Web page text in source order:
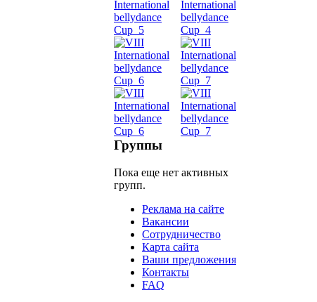
Группы
Пока еще нет активных
групп.
Реклама на сайте
Вакансии
Сотрудничество
Карта сайта
Ваши предложения
Контакты
FAQ